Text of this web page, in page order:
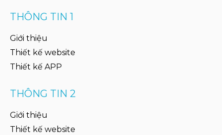
THÔNG TIN 1
Giới thiệu
Thiết kế website
Thiết kế APP
THÔNG TIN 2
Giới thiệu
Thiết kế website